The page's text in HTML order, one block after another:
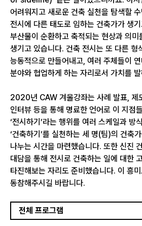
어려워지고 새로운 건축 실천을 탐색할
전시에 다른 태도로 임하는 건축가가 생
부산물이 순환하고 축적되는 현상과 의
생기고 있습니다. 건축 전시는 또 다른 형
능동적으로 만들어내고, 여러 주체들이
분야와 협업하게 하는 자리로서 가치를
2020년 CAW 겨울강좌는 사례 발표, 제
인터뷰 등을 통해 명료한 언어로 이 지점
‘전시하기’라는 행위를 여러 스케일과 방
‘건축하기’를 실천하는 세 명(팀)의 건축
나누는 시간을 마련했습니다. 또한 신진
대담을 통해 전시로 건축하는 일에 대한
타진해보는 자리도 준비했습니다. 이 흥
동참해주시길 바랍니다.
전체 프로그램